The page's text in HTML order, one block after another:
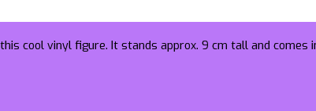
cool vinyl figure. It stands approx. 9 cm tall and comes